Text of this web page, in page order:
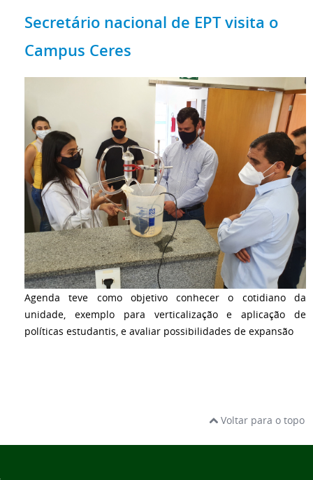
Secretário nacional de EPT visita o
Campus Ceres
Agenda teve como objetivo conhecer o cotidiano da
unidade, exemplo para verticalização e aplicação de
políticas estudantis, e avaliar possibilidades de expansão
Voltar para o topo